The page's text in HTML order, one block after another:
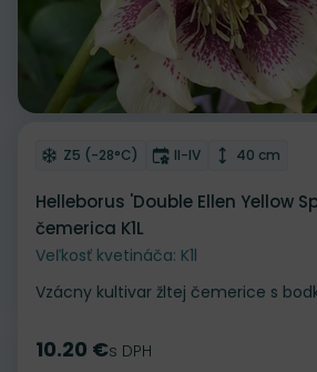
Odober do zoznamu želaní
Mrazuvzdornosť
Z5 (-28°C) Doba kvitnutia
II-IV Výška
40 cm
Helleborus 'Double Ellen Yellow
čemerica K1L
Veľkosť kvetináča: K1l
Vzácny kultivar žltej čemerice s
Cena
10.20 €s DPH